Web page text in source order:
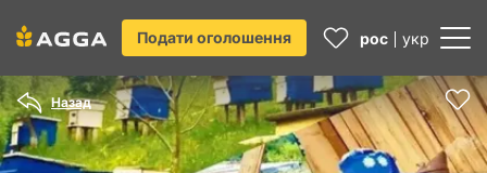
Подати оголошення рос укр
Назад